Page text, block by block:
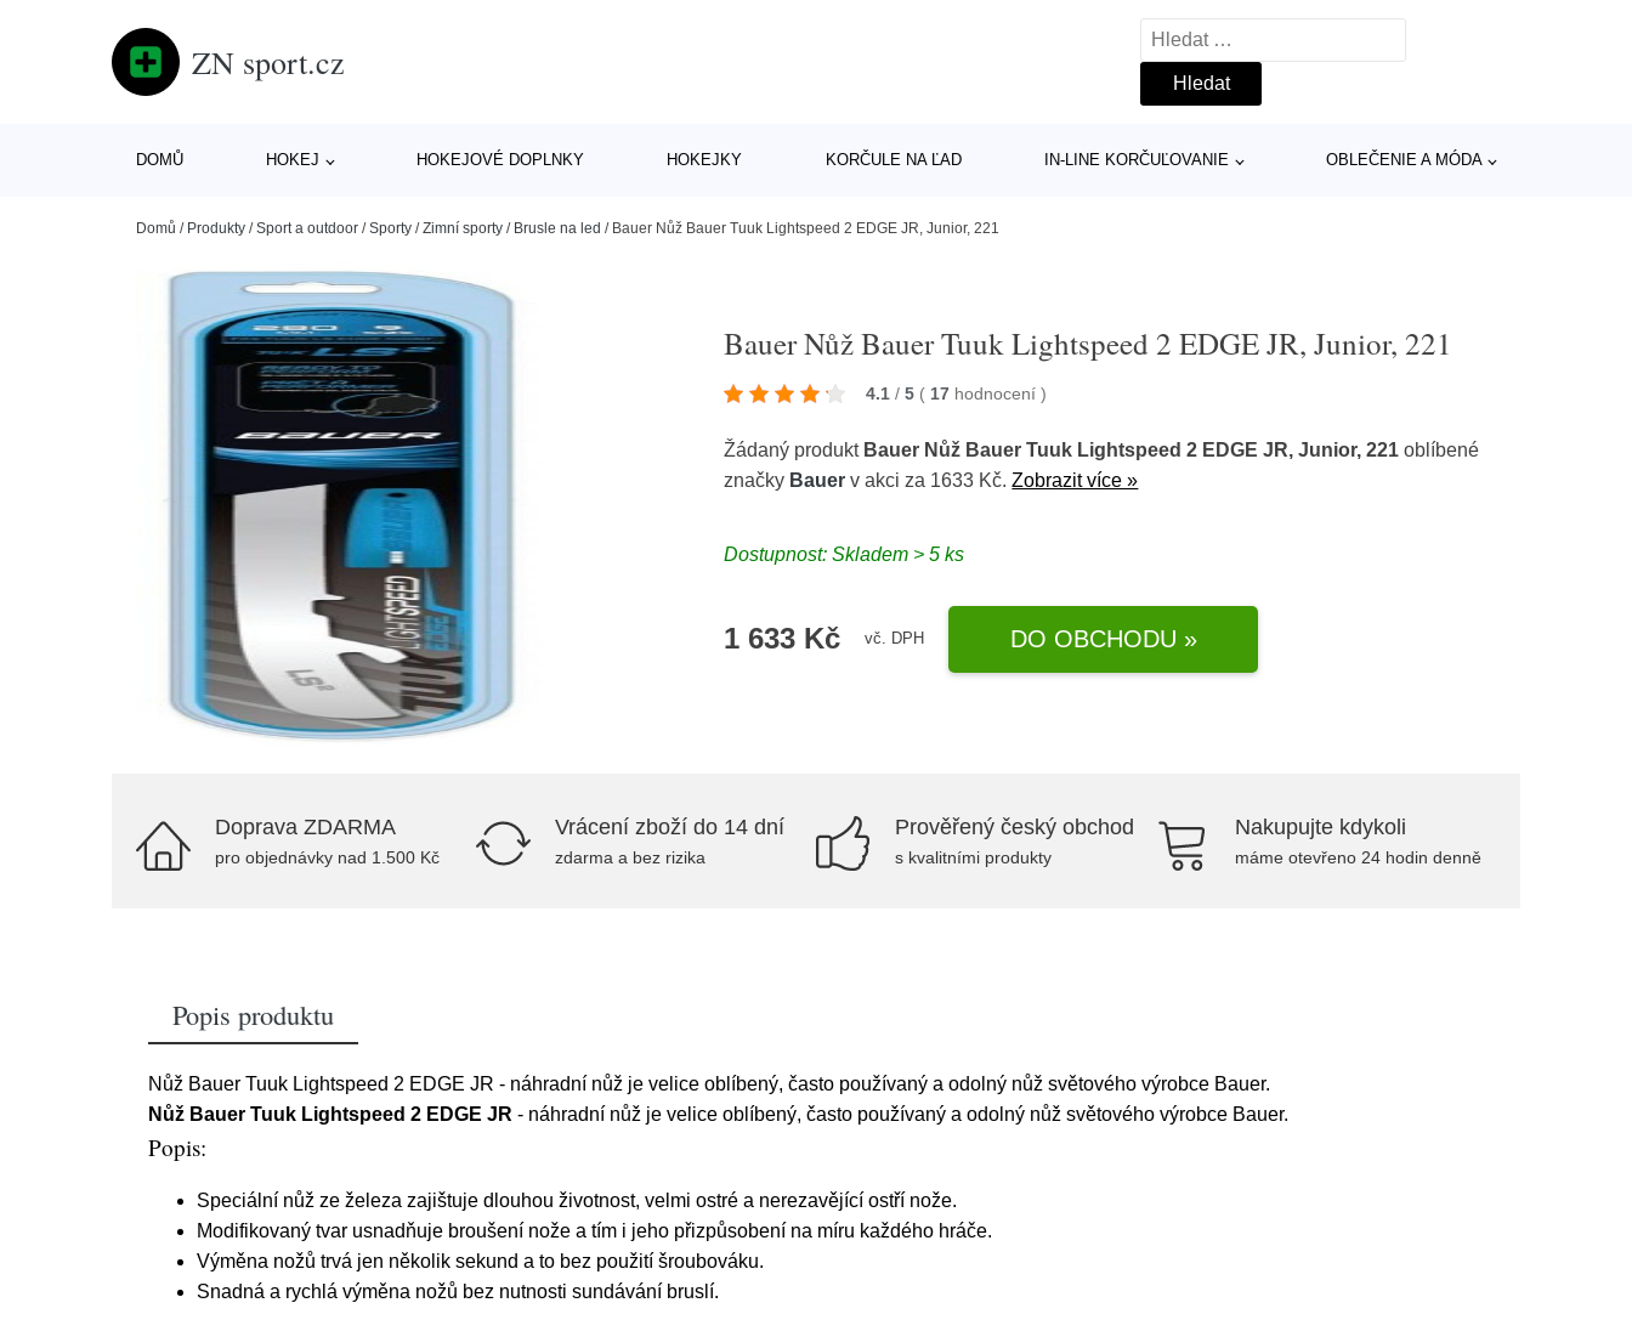
ZN sport.cz
Vyhledávání
DOMŮ HOKEJ HOKEJOVÉ DOPLNKY HOKEJKY KORČULE NA ĽAD IN-LINE KORČUĽOVANIE OBLEČENIE A MÓDA
Domů / Produkty /Sport a outdoor /Sporty /Zimní sporty / Brusle na led / Bauer Nůž Bauer Tuuk Lightspeed 2 EDGE JR, Junior, 221
Bauer Nůž Bauer Tuuk Lightspeed 2 EDGE JR, Junior, 221
4.1 / 5 ( 17 hodnocení)
Žádaný produkt Bauer Nůž Bauer Tuuk Lightspeed 2 EDGE JR, Junior, 221 oblíbené
značky Bauer v akci za 1633 Kč.Zobrazit více »
Dostupnost: Skladem > 5 ks
1 633 Kč vč. DPH DO OBCHODU »
Doprava ZDARMA
pro objednávky nad 1.500 Kč
Vrácení zboží do 14 dní
zdarma a bez rizika
Prověřený český obchod
s kvalitními produkty
Nakupujte kdykoli
máme otevřeno 24 hodin denně
Popis produktu
Nůž Bauer Tuuk Lightspeed 2 EDGE JR - náhradní nůž je velice oblíbený, často používaný a odolný nůž světového výrobce Bauer.
Nůž Bauer Tuuk Lightspeed 2 EDGE JR - náhradní nůž je velice oblíbený, často používaný a odolný nůž světového výrobce Bauer.
Popis:
Speciální nůž ze železa zajištuje dlouhou životnost, velmi ostré a nerezavějící ostří nože.
Modifikovaný tvar usnadňuje broušení nože a tím i jeho přizpůsobení na míru každého hráče.
Výměna nožů trvá jen několik sekund a to bez použití šroubováku.
Snadná a rychlá výměna nožů bez nutnosti sundávání bruslí.